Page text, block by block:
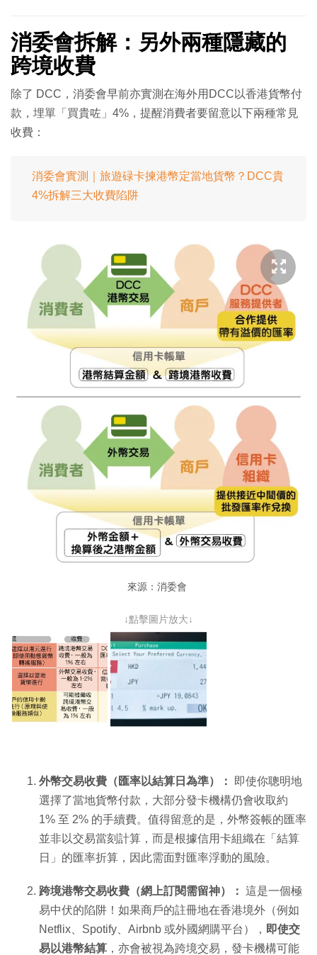
消委會拆解：另外兩種隱藏的
跨境收費
除了 DCC，消委會早前亦實測在海外用DCC以香港貨幣付
款，埋單「買貴咗」4%，提醒消費者要留意以下兩種常見
收費：
消委會實測｜旅遊碌卡揀港幣定當地貨幣？DCC貴
4%拆解三大收費陷阱
來源：消委會
↓點擊圖片放大↓
外幣交易收費（匯率以結算日為準）：
即使你聰明地
選擇了當地貨幣付款，大部分發卡機構仍會收取約
1% 至 2% 的手續費。值得留意的是，外幣簽帳的匯率
並非以交易當刻計算，而是根據信用卡組織在「結算
日」的匯率折算，因此需面對匯率浮動的風險。
跨境港幣交易收費（網上訂閱需留神）： 這是一個極
易中伏的陷阱！如果商戶的註冊地在香港境外（例如
Netflix、Spotify、Airbnb 或外國網購平台）， 即使交
易以港幣結算 ，亦會被視為跨境交易，發卡機構可能